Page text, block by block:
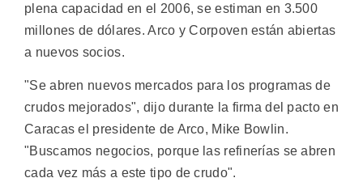
plena capacidad en el 2006, se estiman en 3.500
millones de dólares. Arco y Corpoven están abiertas
a nuevos socios.
"Se abren nuevos mercados para los programas de
crudos mejorados", dijo durante la firma del pacto en
Caracas el presidente de Arco, Mike Bowlin.
"Buscamos negocios, porque las refinerías se abren
cada vez más a este tipo de crudo".